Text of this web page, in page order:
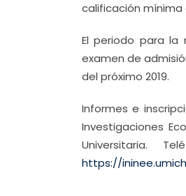
calificación mínima
El periodo para la
examen de
del próximo 2019.
Informes e
Investigaciones
Universitaria.
https://